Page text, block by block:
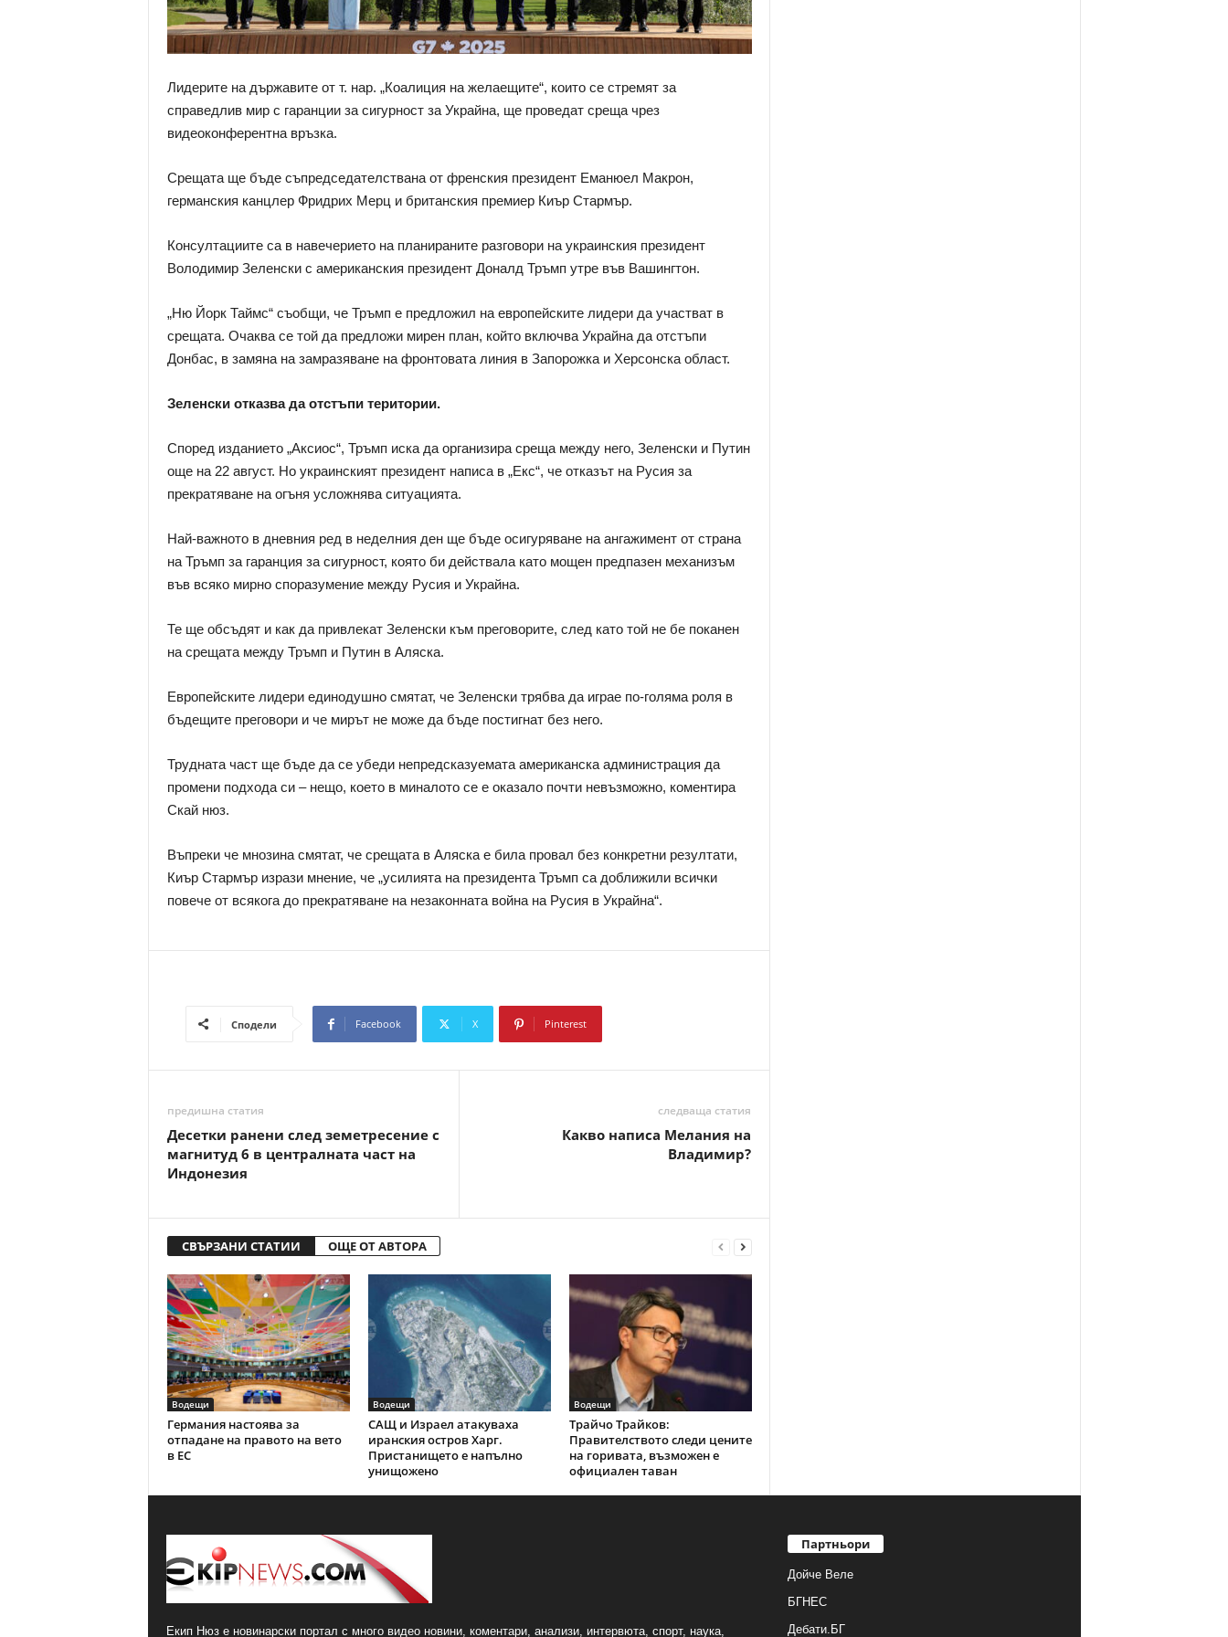
Лидерите на държавите от т. нар. „Коалиция на желаещите“, които се стремят за
справедлив мир с гаранции за сигурност за Украйна, ще проведат среща чрез
видеоконферентна връзка.
Срещата ще бъде съпредседателствана от френския президент Еманюел Макрон,
германския канцлер Фридрих Мерц и британския премиер Киър Стармър.
Консултациите са в навечерието на планираните разговори на украинския президент
Володимир Зеленски с американския президент Доналд Тръмп утре във Вашингтон.
„Ню Йорк Таймс“ съобщи, че Тръмп е предложил на европейските лидери да участват в
срещата. Очаква се той да предложи мирен план, който включва Украйна да отстъпи
Донбас, в замяна на замразяване на фронтовата линия в Запорожка и Херсонска област.
Зеленски отказва да отстъпи територии.
Според изданието „Аксиос“, Тръмп иска да организира среща между него, Зеленски и Путин
още на 22 август. Но украинският президент написа в „Екс“, че отказът на Русия за
прекратяване на огъня усложнява ситуацията.
Най-важното в дневния ред в неделния ден ще бъде осигуряване на ангажимент от страна
на Тръмп за гаранция за сигурност, която би действала като мощен предпазен механизъм
във всяко мирно споразумение между Русия и Украйна.
Те ще обсъдят и как да привлекат Зеленски към преговорите, след като той не бе поканен
на срещата между Тръмп и Путин в Аляска.
Европейските лидери единодушно смятат, че Зеленски трябва да играе по-голяма роля в
бъдещите преговори и че мирът не може да бъде постигнат без него.
Трудната част ще бъде да се убеди непредсказуемата американска администрация да
промени подхода си – нещо, което в миналото се е оказало почти невъзможно, коментира
Скай нюз.
Въпреки че мнозина смятат, че срещата в Аляска е била провал без конкретни резултати,
Киър Стармър изрази мнение, че „усилията на президента Тръмп са доближили всички
повече от всякога до прекратяване на незаконната война на Русия в Украйна“.
Сподели Facebook X Pinterest
предишна статия
Десетки ранени след земетресение с
магнитуд 6 в централната част на
Индонезия
следваща статия
Какво написа Мелания на
Владимир?
СВЪРЗАНИ СТАТИИ ОЩЕ ОТ АВТОРА
Водещи
Германия настоява за
отпадане на правото на вето
в ЕС
Водещи
САЩ и Израел атакуваха
иранския остров Харг.
Пристанището е напълно
унищожено
Водещи
Трайчо Трайков:
Правителството следи цените
на горивата, възможен е
официален таван
Екип Нюз е новинарски портал с много видео новини, коментари, анализи, интервюта, спорт, наука,
Партньори
Дойче Веле
БГНЕС
Дебати.БГ